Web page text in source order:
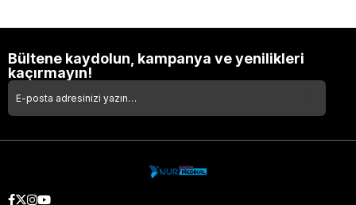
Bültene kaydolun, kampanya ve yenilikleri
kaçırmayın!